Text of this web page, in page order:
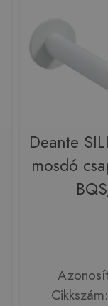
Deante
mosdó